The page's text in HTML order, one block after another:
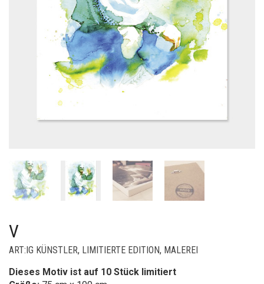
V
ART:IG KÜNSTLER, LIMITIERTE EDITION, MALEREI
Dieses Motiv ist auf 10 Stück limitiert